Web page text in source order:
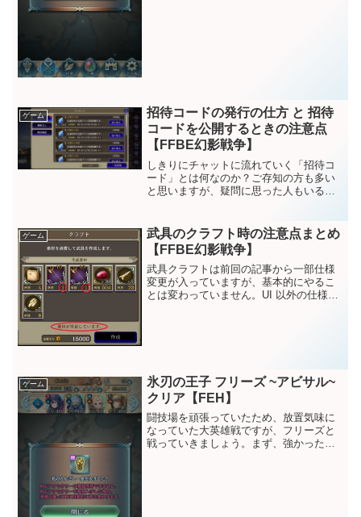
ゲーム
招待コードの発行の仕方 と 招待
コードを公開するときの注意点
【FFBE幻影戦争】
しきりにチャットに流れていく「招待コ
ード」とは何なのか？ご存知の方も多い
と思いますが、疑問に思った人もいるで
が、招待コードとはゲームの運営会社が
ユーザを増やすために実施...
ゲーム
武具のクラフト時の注意点まとめ
【FFBE幻影戦争】
武具クラフトは前回の記事から一部仕様
変更が入っていますが、基本的にやるこ
とは変わっていません。UI 以外の仕様で
ゲーム
氷刃の王子 フリーズ ~アビサル~
クリア【FEH】
闘技場を頑張っていたため、放置気味に
なっていた大英雄戦ですが、フリーズと
戦っていきましょう。まず、強かったで